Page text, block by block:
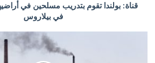
قناة: بولندا تقوم بتدريب مسلحين في
في بيلاروس